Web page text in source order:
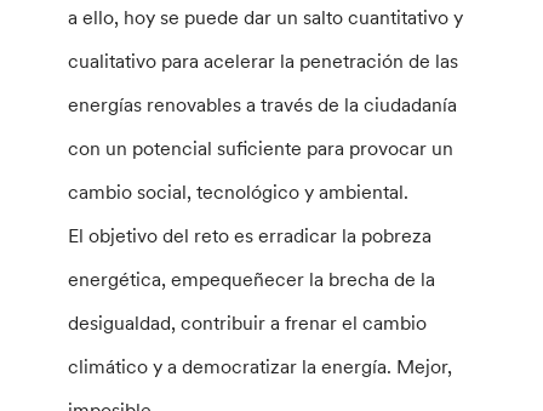
a ello, hoy se puede dar un salto cuantitativo y
cualitativo para acelerar la penetración de las
energías renovables a través de la ciudadanía
con un potencial suficiente para provocar un
cambio social, tecnológico y ambiental.
El objetivo del reto es erradicar la pobreza
energética, empequeñecer la brecha de la
desigualdad, contribuir a frenar el cambio
climático y a democratizar la energía. Mejor,